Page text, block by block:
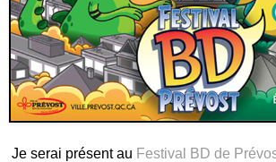
Je serai présent au Festival BD de